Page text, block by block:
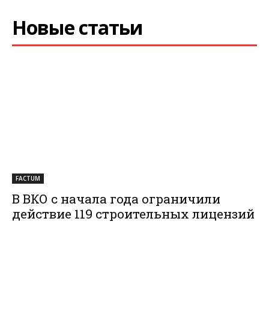
Новые статьи
FACTUM
В ВКО с начала года ограничили
действие 119 строительных лицензий